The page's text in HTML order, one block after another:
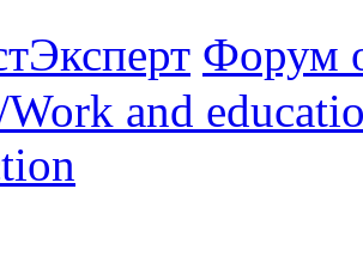
Форум
Work and